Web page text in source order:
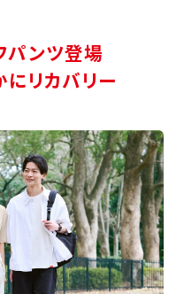
パンツ登場
リカバリー